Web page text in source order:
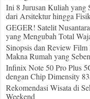
Ini 8 Jurusan Kuliah yang
dari Arsitektur hingga
GEGER! Satelit
yang Mengubah Total
Sinopsis dan Review
Makna Rumah yang
Infinix Note 50 Pro Plus
dengan Chip Dimensity
Rekomendasi Wisata di
Weekend